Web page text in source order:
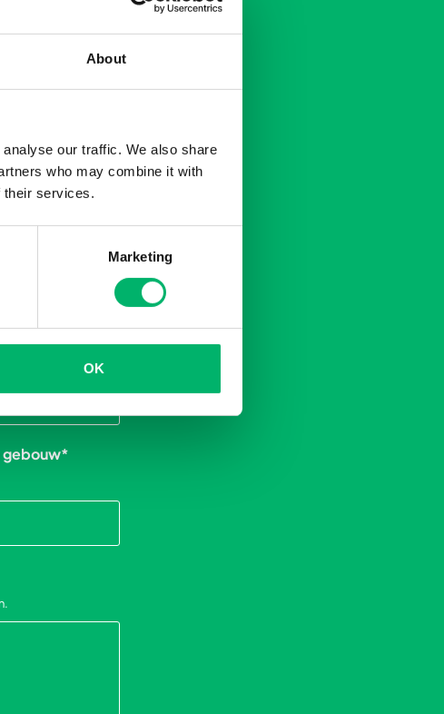
About
our traffic. We also share
who may combine it with
their services.
Marketing
OK
*